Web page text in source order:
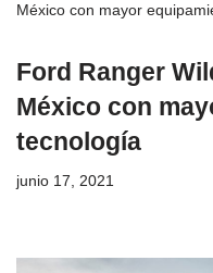
México con mayor
Ford Ranger
México con
tecnología
junio 17, 2021